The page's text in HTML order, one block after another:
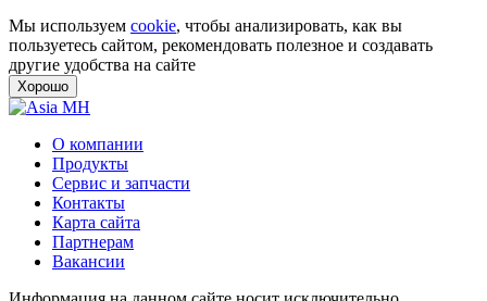
Мы используем cookie, чтобы анализировать, как вы
пользуетесь сайтом, рекомендовать полезное и создавать
другие удобства на сайте
Хорошо
О компании
Продукты
Сервис и запчасти
Контакты
Карта сайта
Партнерам
Вакансии